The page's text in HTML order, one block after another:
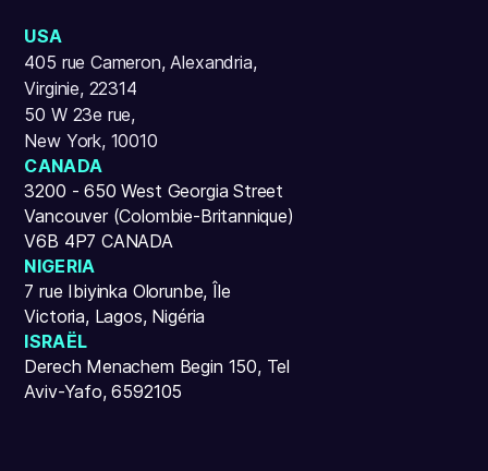
USA
405 rue Cameron, Alexandria,
Virginie, 22314
50 W 23e rue,
New York, 10010
CANADA
3200 - 650 West Georgia Street
Vancouver (Colombie-Britannique)
V6B 4P7 CANADA
NIGERIA
7 rue Ibiyinka Olorunbe, Île
Victoria, Lagos, Nigéria
ISRAËL
Derech Menachem Begin 150, Tel
Aviv-Yafo, 6592105